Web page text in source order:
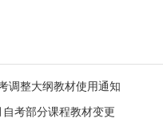
调整大纲教材使用通知
自考部分课程教材变更